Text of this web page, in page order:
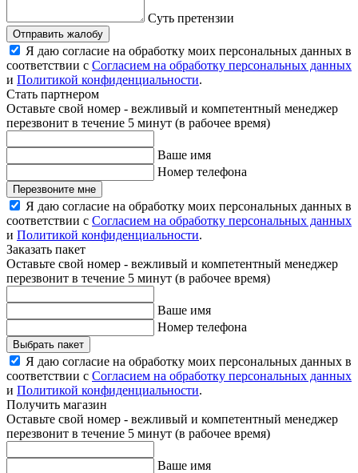
Суть претензии
Отправить жалобу
Я даю согласие на обработку моих персональных данных в
соответствии с Согласием на обработку персональных данных
и Политикой конфиденциальности.
Стать партнером
Оставьте свой номер - вежливый и компетентный менеджер
перезвонит в течение 5 минут (в рабочее время)
Ваше имя
Номер телефона
Перезвоните мне
Я даю согласие на обработку моих персональных данных в
соответствии с Согласием на обработку персональных данных
и Политикой конфиденциальности.
Заказать пакет
Оставьте свой номер - вежливый и компетентный менеджер
перезвонит в течение 5 минут (в рабочее время)
Ваше имя
Номер телефона
Выбрать пакет
Я даю согласие на обработку моих персональных данных в
соответствии с Согласием на обработку персональных данных
и Политикой конфиденциальности.
Получить магазин
Оставьте свой номер - вежливый и компетентный менеджер
перезвонит в течение 5 минут (в рабочее время)
Ваше имя